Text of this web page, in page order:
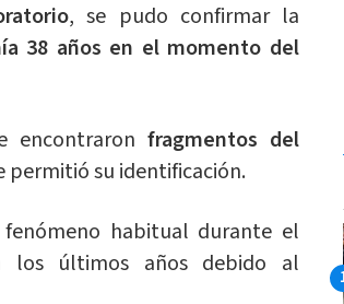
, se pudo confirmar la
38 años en el momento del
encontraronfragmentos del
permitió su identificación.
habitual durante el
los últimos años debido al